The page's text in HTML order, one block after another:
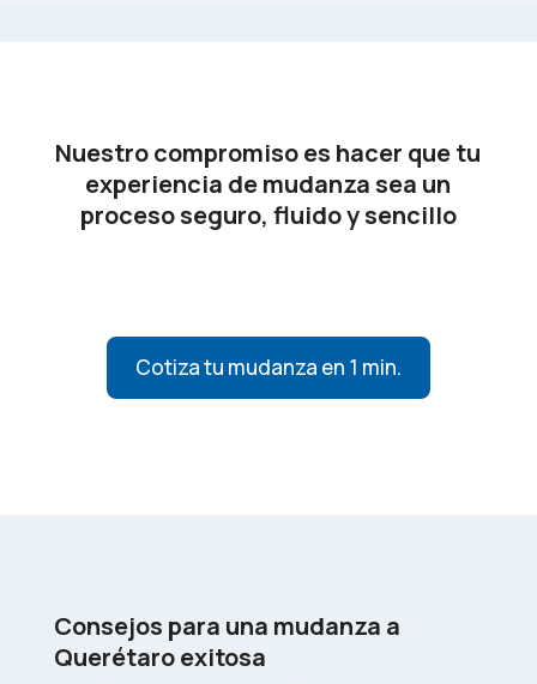
Nuestro compromiso es hacer que tu
experiencia de mudanza sea un
proceso seguro, fluido y sencillo
Cotiza tu mudanza en 1 min.
Consejos para una mudanza a
Querétaro exitosa